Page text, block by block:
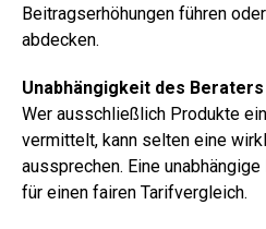
Beitragserhöhungen führen
abdecken.
Unabhängigkeit des
Wer ausschließlich Produkte
vermittelt, kann selten eine
aussprechen. Eine
für einen fairen Tarifvergleich.